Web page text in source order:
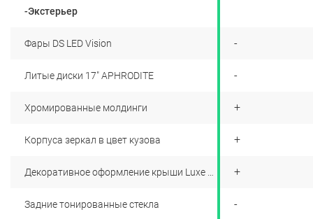
-Экстерьер
Фары DS LED Vision
Литые диски 17" APHRODITE
Хромированные молдинги
Корпуса зеркал в цвет кузова
Декоративное оформление крыши Luxe +
Задние тонированные стекла
+
+
+
+
+
+
-
-
+
+
+
-